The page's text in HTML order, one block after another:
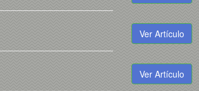
Ver Artículo
Ver Artículo